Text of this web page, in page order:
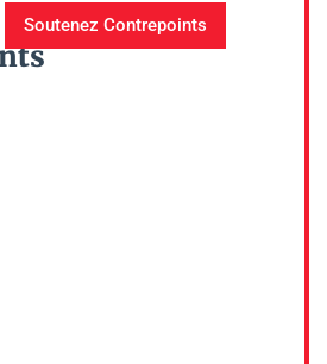
Soutenez Contrepoints